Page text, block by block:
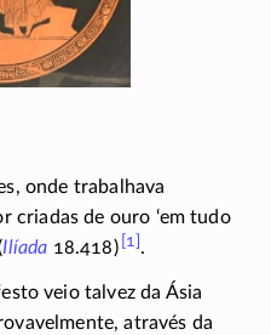
onde trabalhava
criadas de ouro ‘em tudo
Ilíada 18.418) [1] .
veio talvez da Ásia
através da